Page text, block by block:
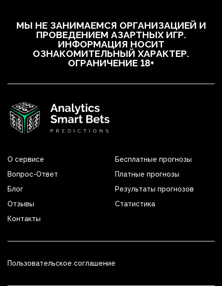
МЫ НЕ ЗАНИМАЕМСЯ ОРГАНИЗАЦИЕЙ И
ПРОВЕДЕНИЕМ АЗАРТНЫХ ИГР.
ИНФОРМАЦИЯ НОСИТ
ОЗНАКОМИТЕЛЬНЫЙ ХАРАКТЕР.
ОГРАНИЧЕНИЕ 18+
О сервисе
Вопрос-Ответ
Блог
Отзывы
Контакты
Бесплатные прогнозы
Платные прогнозы
Результаты прогнозов
Статистика
Пользовательское соглашение